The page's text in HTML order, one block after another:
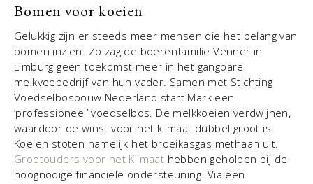
Bomen voor koeien
Gelukkig zijn er steeds meer mensen die het belang van
bomen inzien. Zo zag de boerenfamilie Venner in
Limburg geen toekomst meer in het gangbare
melkveebedrijf van hun vader. Samen met Stichting
Voedselbosbouw Nederland start Mark een
‘professioneel’ voedselbos. De melkkoeien verdwijnen,
waardoor de winst voor het klimaat dubbel groot is.
Koeien stoten namelijk het broeikasgas methaan uit.
Grootouders voor het Klimaat hebben geholpen bij de
hoognodige financiële ondersteuning. Via een